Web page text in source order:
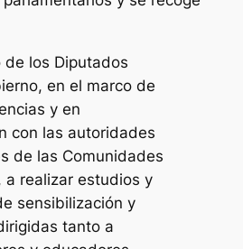
de los Diputados
en el marco de
y en
con las autoridades
de las Comunidades
a realizar estudios y
sensibilización y
tanto a